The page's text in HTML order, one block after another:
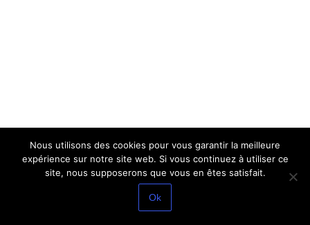
Nous utilisons des cookies pour vous garantir la meilleure
expérience sur notre site web. Si vous continuez à utiliser ce
site, nous supposerons que vous en êtes satisfait.
Ok